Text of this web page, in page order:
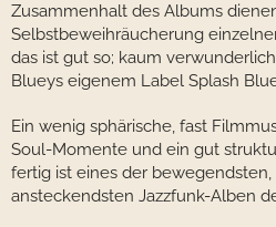
Zusammenhalt des Albums
Selbstbeweihräucherung
das ist gut so; kaum
Blueys eigenem Label Splash
Ein wenig sphärische, fast
Soul-Momente und ein gut
fertig ist eines der
ansteckendsten Jazzfunk-Alben